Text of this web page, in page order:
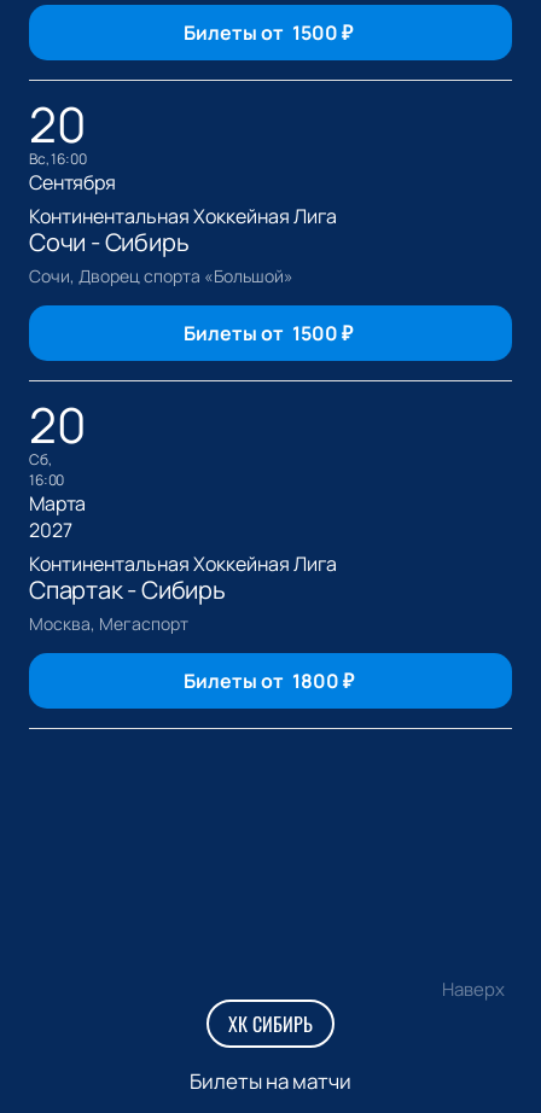
Билеты от 1500₽
20
вс, 16:00
Сентября
Континентальная Хоккейная Лига
Сочи - Сибирь
Сочи, Дворец спорта «Большой»
Билеты от 1500₽
20
сб,
16:00
Марта
2027
Континентальная Хоккейная Лига
Спартак - Сибирь
Москва, Мегаспорт
Билеты от 1800₽
Наверх
ХК СИБИРЬ
Билеты на матчи